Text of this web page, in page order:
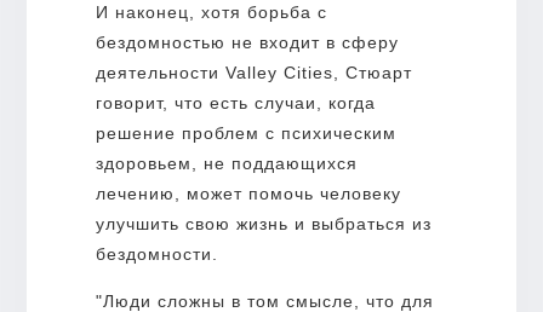
И наконец, хотя борьба с
бездомностью не входит в сферу
деятельности Valley Cities, Стюарт
говорит, что есть случаи, когда
решение проблем с психическим
здоровьем, не поддающихся
лечению, может помочь человеку
улучшить свою жизнь и выбраться из
бездомности.
"Люди сложны в том смысле, что для